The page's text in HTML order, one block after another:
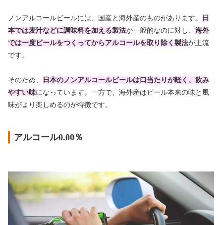
ノンアルコールビールには、国産と海外産のものがあります。
日
本では麦汁などに調味料を加える製法が一般的なのに対し、 海外
では一度ビールをつくってからアルコールを取り除く製法が主流
です。
そのため、
日本のノンアルコールビールは口当たりが軽く、飲み
やすい味になっています。一方で、海外産はビール本来の味と風
味がより楽しめるのが特徴です。
アルコール0.00％